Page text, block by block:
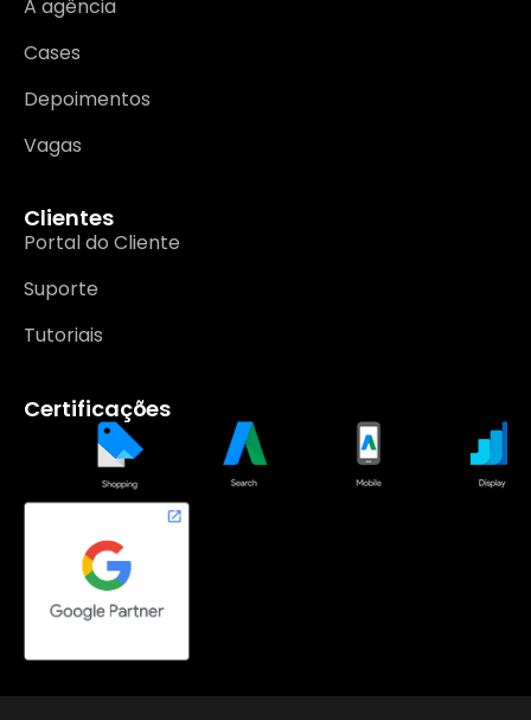
A agência
Cases
Depoimentos
Vagas
Clientes
Portal do Cliente
Suporte
Tutoriais
Certificações